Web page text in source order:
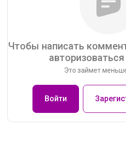
Чтобы написать
Это займет
Войти